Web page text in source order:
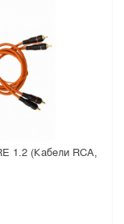
1.2 (Кабели RCA,